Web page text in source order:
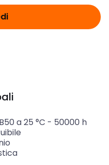
a 25 °C - 50000 h